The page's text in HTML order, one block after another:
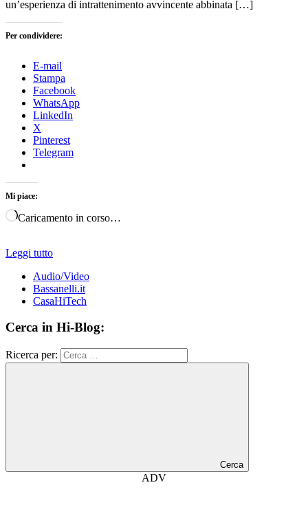
un’esperienza di intrattenimento avvincente abbinata […]
Per condividere:
E-mail
Stampa
Facebook
WhatsApp
LinkedIn
X
Pinterest
Telegram
Mi piace:
Caricamento in corso…
Leggi tutto
Audio/Video
Bassanelli.it
CasaHiTech
Cerca in Hi-Blog:
Ricerca per:
Cerca
ADV